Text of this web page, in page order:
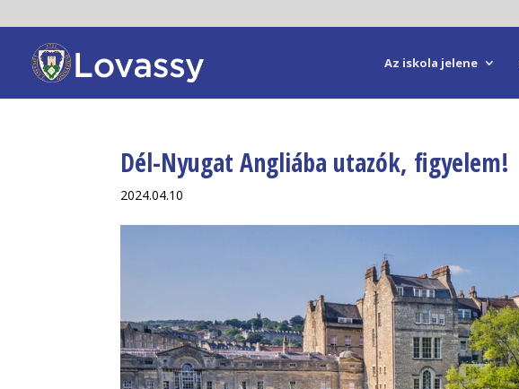
Az iskola jelene
Dél-Nyugat Angliába utazók, figyelem!
2024.04.10